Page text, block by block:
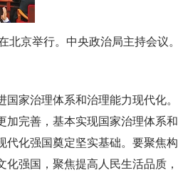
北京举行。中央政治局主持会议。
家治理体系和治理能力现代化。
加完善，基本实现国家治理体系和
代化强国奠定坚实基础。要聚焦构
强国，聚焦提高人民生活品质，